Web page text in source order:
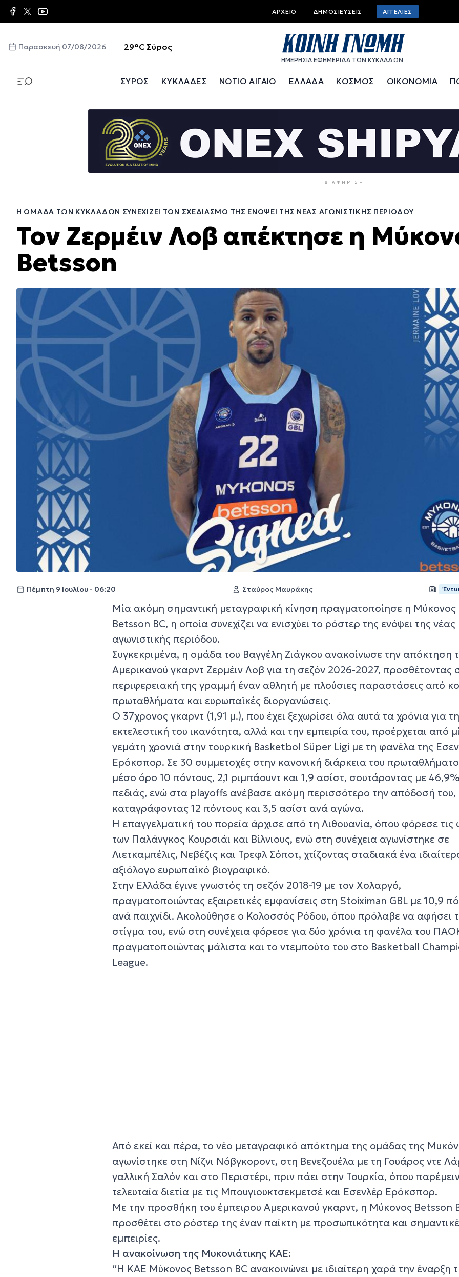
Παράκαμψη
προς
κυρίως
Top
bar
menu
ΑΡΧΕΊΟ ΔΗΜΟΣΙΕΎΣΕΙΣ ΑΓΓΕΛΊΕΣ
Παρασκευή 07/08/2026 29°C Σύρος
ΗΜΕΡΗΣΙΑ ΕΦΗΜΕΡΙΔΑ ΤΩΝ ΚΥΚΛΑΔΩΝ
ΣΥΡΟΣ ΚΥΚΛΑΔΕΣ ΝΟΤΙΟ ΑΙΓΑΙΟ ΕΛΛΑΔΑ ΚΟΣΜΟΣ ΟΙΚΟΝΟΜΙΑ
ΔΙΑΦΉΜΙΣΗ
Η ΟΜΆΔΑ ΤΩΝ ΚΥΚΛΆΔΩΝ ΣΥΝΕΧΊΖΕΙ ΤΟΝ ΣΧΕΔΙΑΣΜΌ ΤΗΣ ΕΝΌΨΕΙ ΤΗΣ ΝΈΑΣ ΑΓΩΝΙΣΤΙΚΉΣ ΠΕΡΙΌΔΟΥ
Τον Ζερμέιν Λοβ απέκτησε η
Betsson
Πέμπτη 9 Ιουλίου - 06:20 Σταύρος Μαυράκης
Μία ακόμη σημαντική μεταγραφική κίνηση πραγματοποίησε η Μύκονος
Betsson BC, η οποία συνεχίζει να ενισχύει το ρόστερ της ενόψει της νέας
αγωνιστικής περιόδου.
Συγκεκριμένα, η ομάδα του Βαγγέλη Ζιάγκου ανακοίνωσε την απόκτηση
Αμερικανού γκαρντ Ζερμέιν Λοβ για τη σεζόν 2026-2027, προσθέτοντας
περιφερειακή της γραμμή έναν αθλητή με πλούσιες παραστάσεις από
πρωταθλήματα και ευρωπαϊκές διοργανώσεις.
Ο 37χρονος γκαρντ (1,91 μ.), που έχει ξεχωρίσει όλα αυτά τα χρόνια για
εκτελεστική του ικανότητα, αλλά και την εμπειρία του, προέρχεται από
γεμάτη χρονιά στην τουρκική Basketbol Süper Ligi με τη φανέλα της
Ερόκσπορ. Σε 30 συμμετοχές στην κανονική διάρκεια του
μέσο όρο 10 πόντους, 2,1 ριμπάουντ και 1,9 ασίστ, σουτάροντας με
πεδιάς, ενώ στα playoffs ανέβασε ακόμη περισσότερο την απόδοσή του,
καταγράφοντας 12 πόντους και 3,5 ασίστ ανά αγώνα.
Η επαγγελματική του πορεία άρχισε από τη Λιθουανία, όπου φόρεσε τις
των Παλάνγκος Κουρσιάι και Βίλνιους, ενώ στη συνέχεια αγωνίστηκε σε
Λιετκαμπέλις, Νεβέζις και Τρεφλ Σόποτ, χτίζοντας σταδιακά ένα
αξιόλογο ευρωπαϊκό βιογραφικό.
Στην Ελλάδα έγινε γνωστός τη σεζόν 2018-19 με τον Χολαργό,
πραγματοποιώντας εξαιρετικές εμφανίσεις στη Stoiximan GBL με 10,9
ανά παιχνίδι. Ακολούθησε ο Κολοσσός Ρόδου, όπου πρόλαβε να αφήσει
στίγμα του, ενώ στη συνέχεια φόρεσε για δύο χρόνια τη φανέλα του
πραγματοποιώντας μάλιστα και το ντεμπούτο του στο Basketball
League.
Από εκεί και πέρα, το νέο μεταγραφικό απόκτημα της ομάδας της
αγωνίστηκε στη Νίζνι Νόβγκοροντ, στη Βενεζουέλα με τη Γουάρος ντε
γαλλική Σαλόν και στο Περιστέρι, πριν πάει στην Τουρκία, όπου
τελευταία διετία με τις Μπουγιουκτσεκμετσέ και Εσενλέρ Ερόκσπορ.
Με την προσθήκη του έμπειρου Αμερικανού γκαρντ, η Μύκονος Betsson
προσθέτει στο ρόστερ της έναν παίκτη με προσωπικότητα και
εμπειρίες.
Η ανακοίνωση της Μυκονιάτικης ΚΑΕ:
“Η ΚΑΕ Μύκονος Betsson BC ανακοινώνει με ιδιαίτερη χαρά την έναρξη